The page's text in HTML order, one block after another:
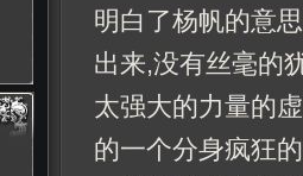
明白了杨帆的意
出来,没有丝毫的
太强大的力量的
的一个分身疯狂